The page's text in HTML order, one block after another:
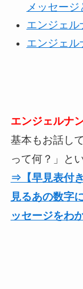
メッセージ
エンジェル
エンジェル
エンジェルナ
基本もお話し
って何？」と
⇒【早見表付
見るあの数字
ッセージをわ